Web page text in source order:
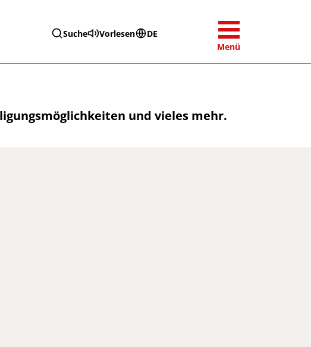
Suche Vorlesen
DE
Menü
und vieles mehr.